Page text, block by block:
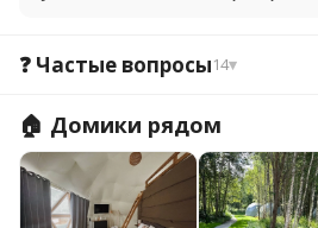
❓ Частые вопросы14▾
🏠 Домики рядом